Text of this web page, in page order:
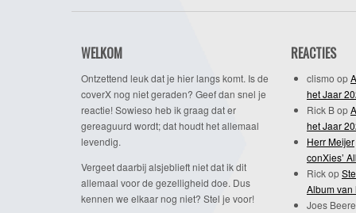
WELKOM
Ontzettend leuk dat je hier langs komt. Is de
coverX nog niet geraden? Geef dan snel je
reactie! Sowieso heb ik graag dat er
gereaguurd wordt; dat houdt het allemaal
levendig.
Vergeet daarbij alsjeblieft niet dat ik dit
allemaal voor de gezelligheid doe. Dus
kennen we elkaar nog niet? Stel je voor!
REACTIES
clismo op
het Jaar
Rick Bop
het Jaar
Herr Meijer
conXies’
Rickop
Album van
Joes